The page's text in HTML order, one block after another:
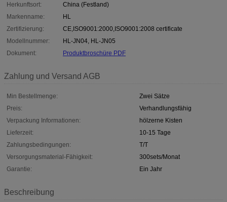
Herkunftsort:
China (Festland)
Markenname:
HL
Zertifizierung:
CE,ISO9001:2000,ISO9001:2008 certificate
Modellnummer:
HL-JN04, HL-JN05
Dokument:
Produktbroschüre PDF
Zahlung und Versand AGB
Min Bestellmenge:
Zwei Sätze
Preis:
Verhandlungsfähig
Verpackung Informationen:
hölzerne Kisten
Lieferzeit:
10-15 Tage
Zahlungsbedingungen:
T/T
Versorgungsmaterial-Fähigkeit:
300sets/Monat
Garantie:
Ein Jahr
Beschreibung